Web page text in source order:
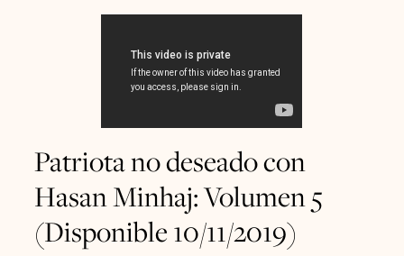
Patriota no deseado con
Hasan Minhaj: Volumen 5
(Disponible 10/11/2019)